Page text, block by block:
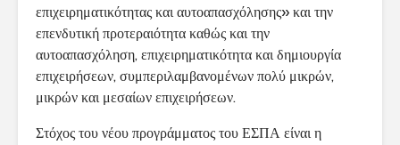
επιχειρηματικότητας και αυτοαπασχόλησης» και την
επενδυτική προτεραιότητα καθώς και την
αυτοαπασχόληση, επιχειρηματικότητα και δημιουργία
επιχειρήσεων, συμπεριλαμβανομένων πολύ μικρών,
μικρών και μεσαίων επιχειρήσεων.
Στόχος του νέου προγράμματος του ΕΣΠΑ είναι η